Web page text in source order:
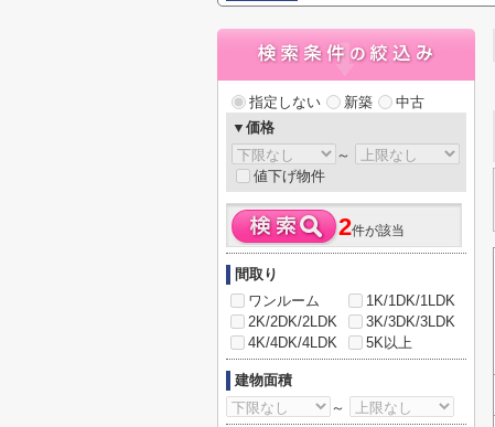
指定しない 新築
中古
▼価格
～
値下げ物件
2件が該当
間取り
ワンルーム
1K/1DK/1LDK
2K/2DK/2LDK
3K/3DK/3LDK
4K/4DK/4LDK
5K以上
建物面積
～